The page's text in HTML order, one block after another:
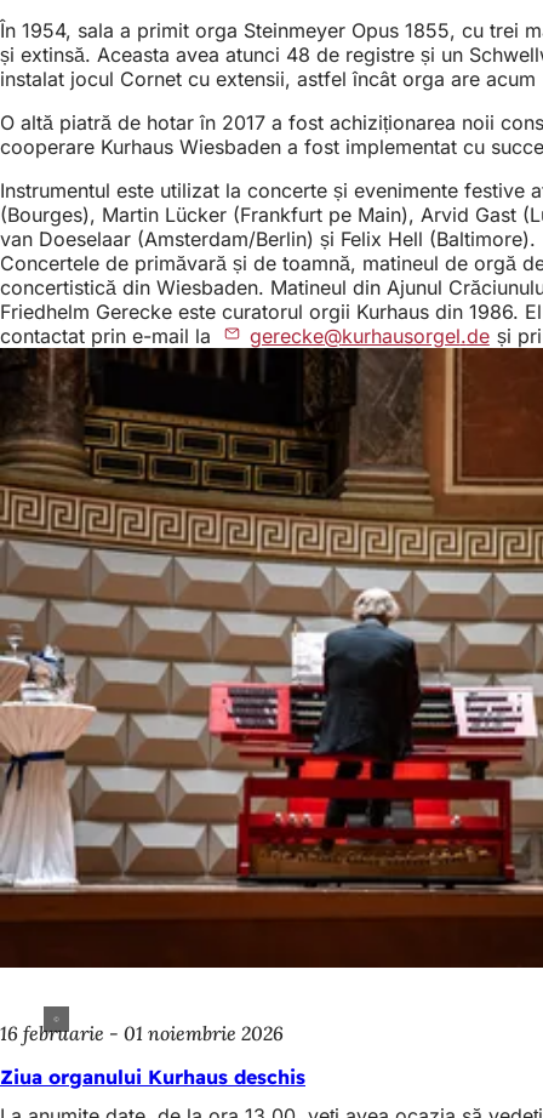
În 1954, sala a primit orga Steinmeyer Opus 1855, cu trei
și extinsă. Aceasta avea atunci 48 de registre și un
instalat jocul Cornet cu extensii, astfel încât orga are
O altă piatră de hotar în 2017 a fost achiziționarea noii
cooperare Kurhaus Wiesbaden a fost implementat cu
Instrumentul este utilizat la concerte și evenimente festive
(Bourges), Martin Lücker (Frankfurt pe Main), Arvid Gast
van Doeselaar (Amsterdam/Berlin) și Felix Hell (Baltimore).
Concertele de primăvară și de toamnă, matineul de orgă
concertistică din Wiesbaden. Matineul din Ajunul
Friedhelm Gerecke este curatorul orgii Kurhaus din
contactat prin e-mail la
gerecke kurhausorgel de și
16 februarie - 01 noiembrie 2026
Ziua organului Kurhaus deschis